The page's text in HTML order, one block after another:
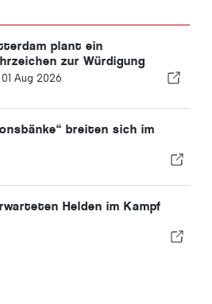
plant ein
zur Würdigung
Lösungen
01 Aug 2026
breiten sich im
Helden im Kampf